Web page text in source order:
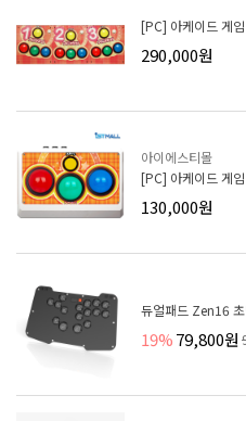
[PC] 아케이드 게
290,000원
아이에스티몰
[PC] 아케이드 게
130,000원
듀얼패드 Zen16
19%79,800원